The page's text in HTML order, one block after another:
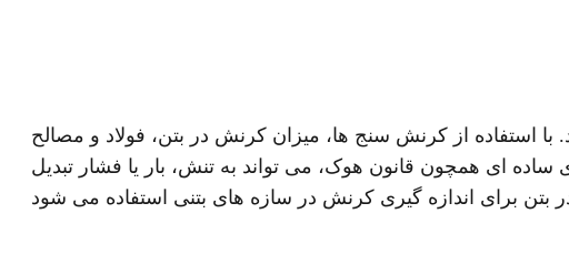
استفاده از کرنش سنج ها، میزان کرنش در بتن، فولاد و مصالح
ای همچون قانون هوک، می تواند به تنش، بار یا فشار تبدیل